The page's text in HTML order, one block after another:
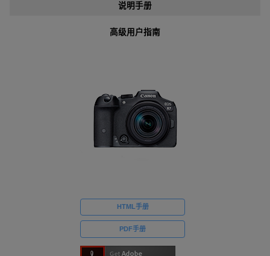
说明手册
高级用户指南
HTML手册
PDF手册